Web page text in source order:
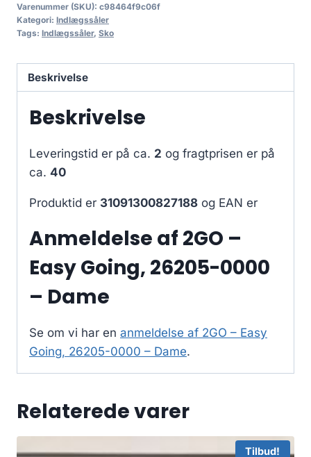
Varenummer (SKU): c98464f9c06f
Kategori: Indlægssåler
Tags: Indlægssåler, Sko
Beskrivelse
Beskrivelse
Leveringstid er på ca. 2 og fragtprisen er på
ca. 40
Produktid er 31091300827188 og EAN er
Anmeldelse af 2GO –
Easy Going, 26205-0000
– Dame
Se om vi har en anmeldelse af 2GO – Easy
Going, 26205-0000 – Dame.
Relaterede varer
Tilbud!